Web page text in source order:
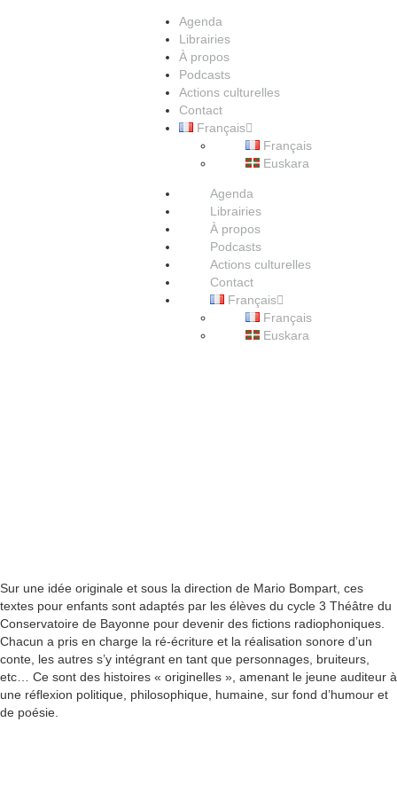
Agenda
Librairies
À propos
Podcasts
Actions culturelles
Contact
Français
Français
Euskara
Agenda
Librairies
À propos
Podcasts
Actions culturelles
Contact
Français
Français
Euskara
Sur une idée originale et sous la direction de Mario Bompart, ces
textes pour enfants sont adaptés par les élèves du cycle 3 Théâtre du
Conservatoire de Bayonne pour devenir des fictions radiophoniques.
Chacun a pris en charge la ré-écriture et la réalisation sonore d’un
conte, les autres s’y intégrant en tant que personnages, bruiteurs,
etc… Ce sont des histoires « originelles », amenant le jeune auditeur à
une réflexion politique, philosophique, humaine, sur fond d’humour et
de poésie.